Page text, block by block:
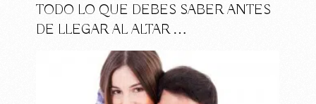
TODO LO QUE DEBES SABER ANTES
DE LLEGAR AL ALTAR …